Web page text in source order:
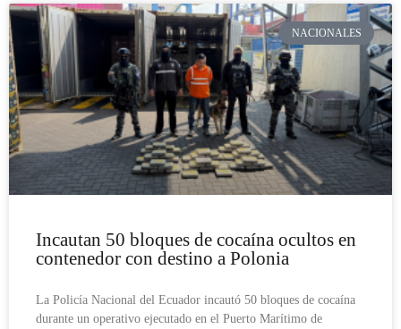
NACIONALES
Incautan 50 bloques de cocaína ocultos en
contenedor con destino a Polonia
La Policía Nacional del Ecuador incautó 50 bloques de cocaína
durante un operativo ejecutado en el Puerto Marítimo de